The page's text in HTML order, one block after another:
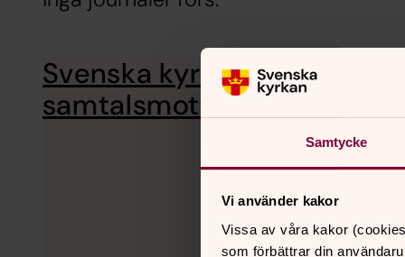
Samtycke
Vi använder kakor
Vissa av våra kakor
som förbättrar din
Svenska kyrkans
samtalsmottagning i